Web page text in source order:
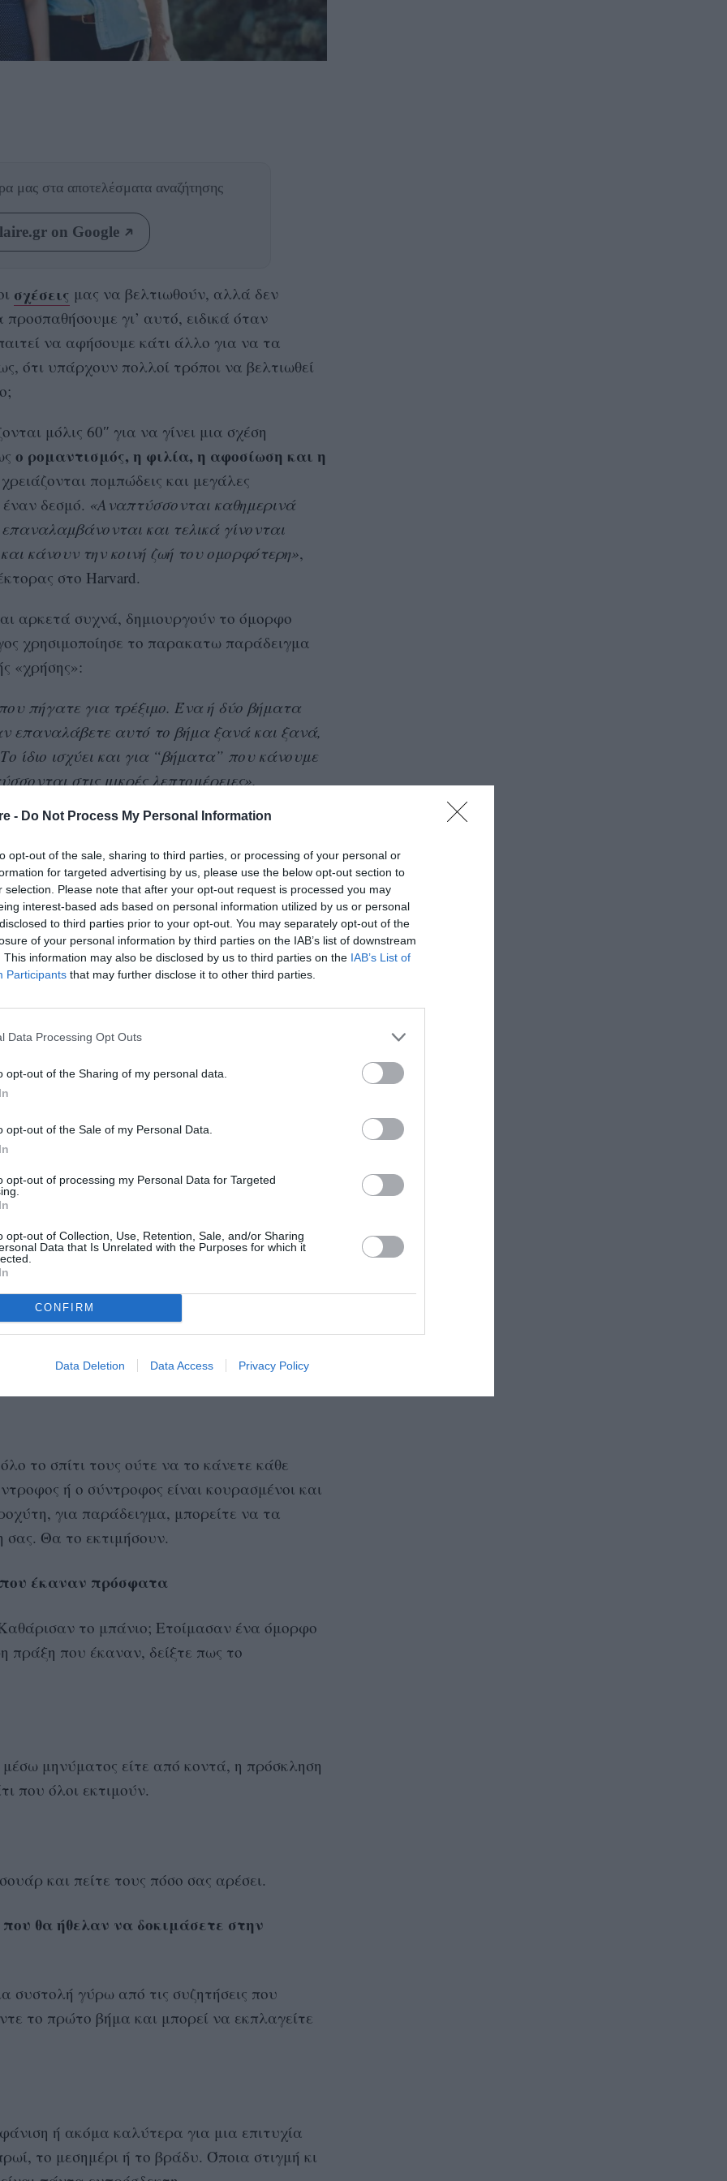
- Do Not Process My Personal Information
opt-out of the sale, sharing to third parties, or processing of your personal or
for targeted advertising by us, please use the below opt-out section to
selection. Please note that after your opt-out request is processed you may
interest-based ads based on personal information utilized by us or personal
to third parties prior to your opt-out. You may separately opt-out of the
of your personal information by third parties on the IAB’s list of downstream
This information may also be disclosed by us to third parties on the IAB’s List of
Participants that may further disclose it to other third parties.
Data Processing Opt Outs
opt-out of the Sharing of my personal data.
opt-out of the Sale of my Personal Data.
opt-out of processing my Personal Data for Targeted
opt-out of Collection, Use, Retention, Sale, and/or Sharing
Data that Is Unrelated with the Purposes for which it
CONFIRM
Data Deletion Data Access Privacy Policy
μας στα αποτελέσματα αναζήτησης
on Google
σχέσεις μας να βελτιωθούν, αλλά δεν
προσπαθήσουμε γι’ αυτό, ειδικά όταν
να αφήσουμε κάτι άλλο για να τα
ότι υπάρχουν πολλοί τρόποι να βελτιωθεί
μόλις 60″ για να γίνει μια σχέση
ο ρομαντισμός, η φιλία, η αφοσίωση και η
πομπώδεις και μεγάλες
έναν δεσμό. «Αναπτύσσονται καθημερινά
και τελικά γίνονται
κάνουν την κοινή ζωή του ομορφότερη»,
στο Harvard.
αρκετά συχνά, δημιουργούν το όμορφο
χρησιμοποίησε το παρακατω παράδειγμα
«χρήσης»:
πήγατε για τρέξιμο. Ένα ή δύο βήματα
επαναλάβετε αυτό το βήμα ξανά και ξανά,
ίδιο ισχύει και για “βήματα” που κάνουμε
στις μικρές λεπτομέρειες».
κάνετε αυτά τα βήματα, διαβάστε
που θα βελτιώσουν τη σχέση σας μέσα σε
«Ανυπομονώ για την ώρα που θα σε δω». Δεν
λεπτομέρειες. Δεν χάνετε χρόνο και
του. Τι πιο όμορφο για να βρει ξαφνικά
επίσης να το αφήσετε στην τσέπη του
δεν θα το περιμένει, πάλι θα χαρεί πολύ.
συζητώντας τη από κοντά, την ώρα που
στον καναπέ.
από το σπίτι ή κάθεται στον καναπέ. Θα
το σπίτι τους ούτε να το κάνετε κάθε
ή ο σύντροφος είναι κουρασμένοι και
για παράδειγμα, μπορείτε να τα
σας. Θα το εκτιμήσουν.
που έκαναν πρόσφατα
το μπάνιο; Ετοίμασαν ένα όμορφο
πράξη που έκαναν, δείξτε πως το
μηνύματος είτε από κοντά, η πρόσκληση
που όλοι εκτιμούν.
και πείτε τους πόσο σας αρέσει.
θα ήθελαν να δοκιμάσετε στην
συστολή γύρω από τις συζητήσεις που
το πρώτο βήμα και μπορεί να εκπλαγείτε
ή ακόμα καλύτερα για μια επιτυχία
το μεσημέρι ή το βράδυ. Όποια στιγμή κι